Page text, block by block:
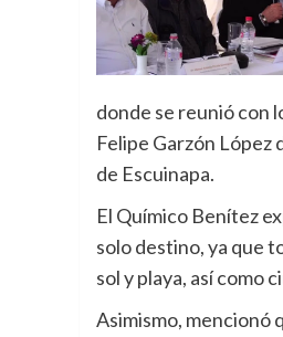
donde se reunió con
Felipe Garzón López
de Escuinapa.
El Químico Benítez
solo destino, ya que
sol y playa, así como
Asimismo, mencionó